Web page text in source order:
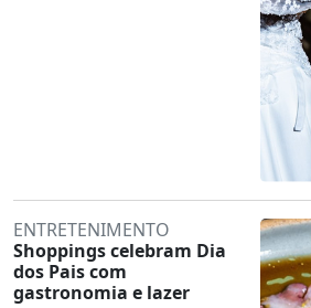
ENTRETENIMENTO
Shoppings celebram Dia
dos Pais com
gastronomia e lazer